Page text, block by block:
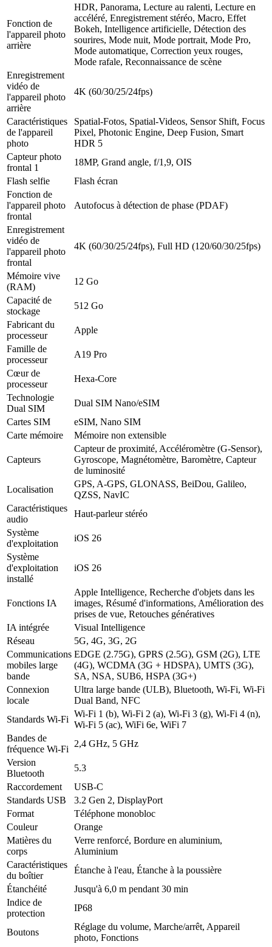
Fonction de
l'appareil photo
arrière
HDR, Panorama, Lecture au ralenti, Lecture en
accéléré, Enregistrement stéréo, Macro, Effet
Bokeh, Intelligence artificielle, Détection des
sourires, Mode nuit, Mode portrait, Mode Pro,
Mode automatique, Correction yeux rouges,
Mode rafale, Reconnaissance de scène
Enregistrement
vidéo de
l'appareil photo
arrière
4K (60/30/25/24fps)
Caractéristiques
de l'appareil
photo
Spatial-Fotos, Spatial-Videos, Sensor Shift, Focus
Pixel, Photonic Engine, Deep Fusion, Smart
HDR 5
Capteur photo
frontal 1
18MP, Grand angle, f/1,9, OIS
Flash selfie
Flash écran
Fonction de
l'appareil photo
frontal
Autofocus à détection de phase (PDAF)
Enregistrement
vidéo de
l'appareil photo
frontal
4K (60/30/25/24fps), Full HD (120/60/30/25fps)
Mémoire vive
(RAM)
12 Go
Capacité de
stockage
512 Go
Fabricant du
processeur
Apple
Famille de
processeur
A19 Pro
Cœur de
processeur
Hexa-Core
Technologie
Dual SIM
Dual SIM Nano/eSIM
Cartes SIM
eSIM, Nano SIM
Carte mémoire
Mémoire non extensible
Capteurs
Capteur de proximité, Accéléromètre (G-Sensor),
Gyroscope, Magnétomètre, Baromètre, Capteur
de luminosité
Localisation
GPS, A-GPS, GLONASS, BeiDou, Galileo,
QZSS, NavIC
Caractéristiques
audio
Haut-parleur stéréo
Système
d'exploitation
iOS 26
Système
d'exploitation
installé
iOS 26
Fonctions IA
Apple Intelligence, Recherche d'objets dans les
images, Résumé d'informations, Amélioration des
prises de vue, Retouches génératives
IA intégrée
Visual Intelligence
Réseau
5G, 4G, 3G, 2G
Communications
mobiles large
bande
EDGE (2.75G), GPRS (2.5G), GSM (2G), LTE
(4G), WCDMA (3G + HDSPA), UMTS (3G),
SA, NSA, SUB6, HSPA (3G+)
Connexion
locale
Ultra large bande (ULB), Bluetooth, Wi-Fi, Wi-Fi
Dual Band, NFC
Standards Wi-Fi
Wi-Fi 1 (b), Wi-Fi 2 (a), Wi-Fi 3 (g), Wi-Fi 4 (n),
Wi-Fi 5 (ac), WiFi 6e, WiFi 7
Bandes de
fréquence Wi-Fi
2,4 GHz, 5 GHz
Version
Bluetooth
5.3
Raccordement
USB-C
Standards USB
3.2 Gen 2, DisplayPort
Format
Téléphone monobloc
Couleur
Orange
Matières du
corps
Verre renforcé, Bordure en aluminium,
Aluminium
Caractéristiques
du boîtier
Étanche à l'eau, Étanche à la poussière
Étanchéité
Jusqu'à 6,0 m pendant 30 min
Indice de
protection
IP68
Boutons
Réglage du volume, Marche/arrêt, Appareil
photo, Fonctions